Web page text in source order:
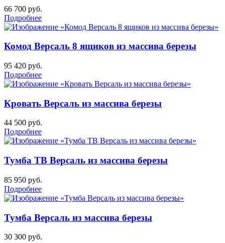
66 700 руб.
Подробнее
Комод Версаль 8 ящиков из массива березы
95 420 руб.
Подробнее
Кровать Версаль из массива березы
44 500 руб.
Подробнее
Тумба ТВ Версаль из массива березы
85 950 руб.
Подробнее
Тумба Версаль из массива березы
30 300 руб.